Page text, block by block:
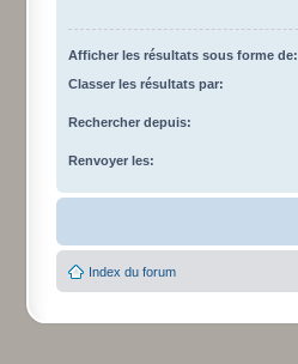
Afficher les résultats sous forme de:
Classer les résultats par:
Rechercher depuis:
Renvoyer les:
Index du forum